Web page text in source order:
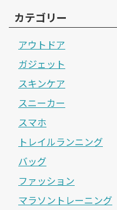
カテゴリー
アウトドア
ガジェット
スキンケア
スニーカー
スマホ
トレイルランニング
バッグ
ファッション
マラソントレーニング